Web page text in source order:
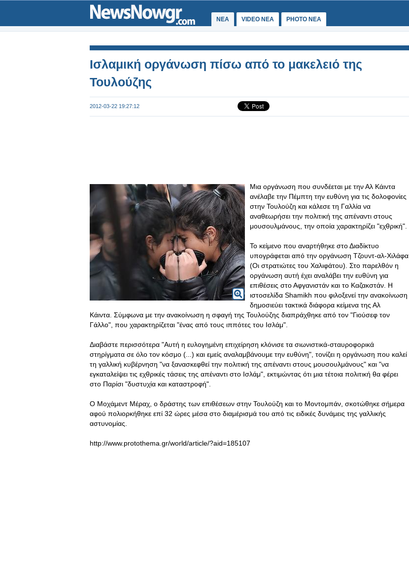
ΝΕΑ VIDEO NEA PHOTO NEA
Ισλαμική οργάνωση πίσω από το μακελειό της
Τουλούζης
2012-03-22 19:27:12
Μια οργάνωση που συνδέεται με την Αλ Κάιντα
ανέλαβε την Πέμπτη την ευθύνη για τις δολοφονίες
στην Τουλούζη και κάλεσε τη Γαλλία να
αναθεωρήσει την πολιτική της απέναντι στους
μουσουλμάνους, την οποία χαρακτηρίζει "εχθρική".
Το κείμενο που αναρτήθηκε στο Διαδίκτυο
υπογράφεται από την οργάνωση Τζουντ-αλ-Χιλάφα
(Οι στρατιώτες του Χαλιφάτου). Στο παρελθόν η
οργάνωση αυτή έχει αναλάβει την ευθύνη για
επιθέσεις στο Αφγανιστάν και το Καζακστάν. Η
ιστοσελίδα Shamikh που φιλοξενεί την ανακοίνωση
δημοσιεύει τακτικά διάφορα κείμενα της Αλ
Κάιντα. Σύμφωνα με την ανακοίνωση η σφαγή της Τουλούζης διαπράχθηκε από τον "Γιούσεφ τον
Γάλλο", που χαρακτηρίζεται "ένας από τους ιππότες του Ισλάμ".
Διαβάστε περισσότερα "Αυτή η ευλογημένη επιχείρηση κλόνισε τα σιωνιστικά-σταυροφορικά
στηρίγματα σε όλο τον κόσμο (...) και εμείς αναλαμβάνουμε την ευθύνη", τονίζει η οργάνωση που καλεί
τη γαλλική κυβέρνηση "να ξανασκεφθεί την πολιτική της απέναντι στους μουσουλμάνους" και "να
εγκαταλείψει τις εχθρικές τάσεις της απέναντι στο Ισλάμ", εκτιμώντας ότι μια τέτοια πολιτική θα φέρει
στο Παρίσι "δυστυχία και καταστροφή".
Ο Μοχάμεντ Μέραχ, ο δράστης των επιθέσεων στην Τουλούζη και το Μοντομπάν, σκοτώθηκε σήμερα
αφού πολιορκήθηκε επί 32 ώρες μέσα στο διαμέρισμά του από τις ειδικές δυνάμεις της γαλλικής
αστυνομίας.
http://www.protothema.gr/world/article/?aid=185107